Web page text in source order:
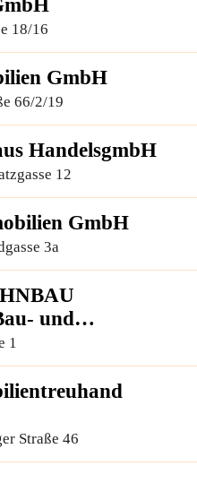
18/16
GmbH
66/2/19
HandelsgmbH
12
GmbH
3a
und
1
Straße 46